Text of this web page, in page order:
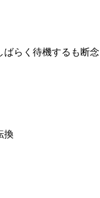
らく待機するも断念
換